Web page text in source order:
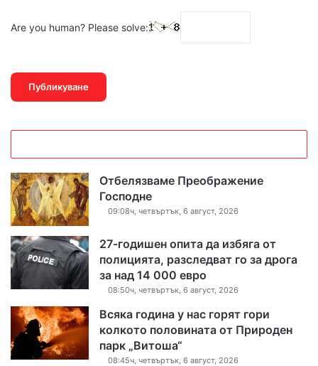
Are you human? Please solve:
Отбелязваме Преображение
Господне
09:08ч, четвъртък, 6 август, 2026
27-годишен опита да избяга от
полицията, разследват го за дрога
за над 14 000 евро
08:50ч, четвъртък, 6 август, 2026
Всяка година у нас горят гори
колкото половината от Природен
парк „Витоша“
08:45ч, четвъртък, 6 август, 2026